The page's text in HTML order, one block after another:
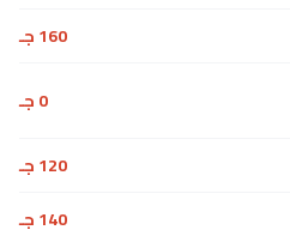
160 جـ
0 جـ
120 جـ
140 جـ